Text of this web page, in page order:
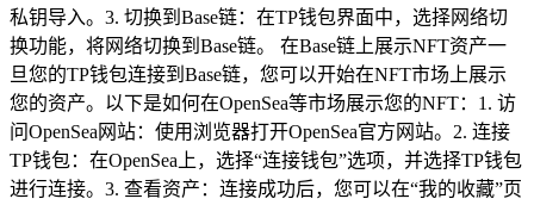
私钥导入。3. 切换到Base链：在TP钱包界面中，选择网络切
换功能，将网络切换到Base链。 在Base链上展示NFT资产一
旦您的TP钱包连接到Base链，您可以开始在NFT市场上展示
您的资产。以下是如何在OpenSea等市场展示您的NFT：1. 访
问OpenSea网站：使用浏览器打开OpenSea官方网站。2. 连接
TP钱包：在OpenSea上，选择“连接钱包”选项，并选择TP钱包
进行连接。3. 查看资产：连接成功后，您可以在“我的收藏”页